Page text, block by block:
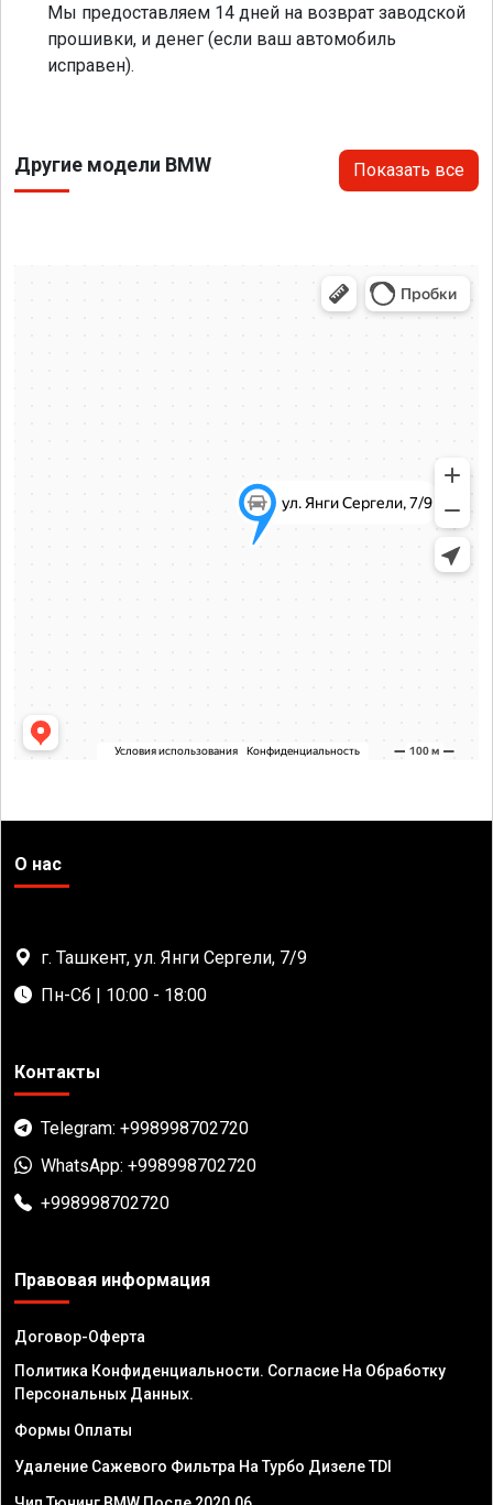
Мы предоставляем 14 дней на возврат заводской
прошивки, и денег (если ваш автомобиль
исправен).
Другие модели BMW Показать все
О нас
г. Ташкент, ул. Янги Сергели, 7/9
Пн-Сб | 10:00 - 18:00
Контакты
Telegram: +998998702720
WhatsApp: +998998702720
+998998702720
Правовая информация
Договор-Оферта
Политика Конфиденциальности. Согласие На Обработку
Персональных Данных.
Формы Оплаты
Удаление Сажевого Фильтра На Турбо Дизеле TDI